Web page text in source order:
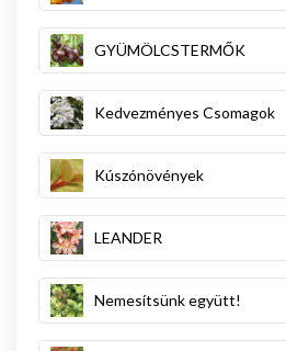
GYÜMÖLCSTERMŐK
Kedvezményes Csomagok
Kúszónövények
LEANDER
Nemesítsünk együtt!